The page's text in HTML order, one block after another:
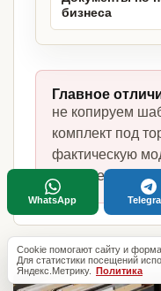
бизнеса
Главное
не копируем
комплект под
фактическую
помещение и
Cookie помогают сайту и
Для статистики посещений
Яндекс.Метрику. Политика
WhatsApp